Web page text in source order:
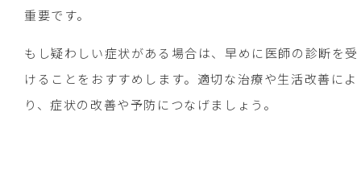
重要です。
もし疑わしい症状がある場合は、早めに医師の診断を受
けることをおすすめします。適切な治療や生活改善によ
り、症状の改善や予防につなげましょう。